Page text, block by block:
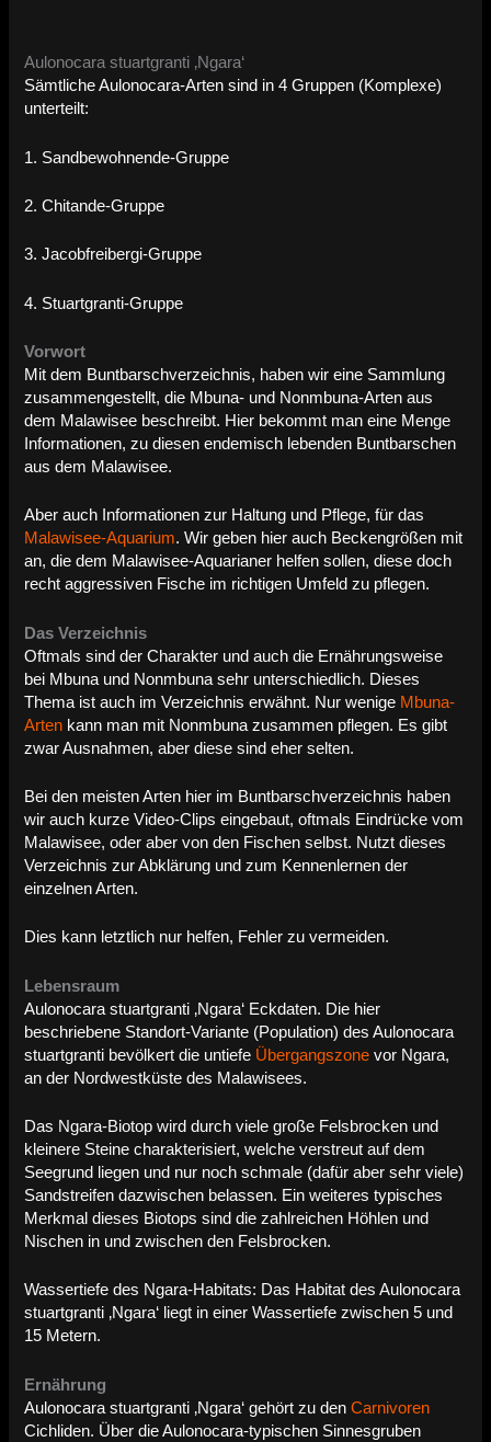
Aulonocara stuartgranti ‚Ngara‘
Sämtliche Aulonocara-Arten sind in 4 Gruppen (Komplexe)
unterteilt:
1. Sandbewohnende-Gruppe
2. Chitande-Gruppe
3. Jacobfreibergi-Gruppe
4. Stuartgranti-Gruppe
Vorwort
Mit dem Buntbarschverzeichnis, haben wir eine Sammlung
zusammengestellt, die Mbuna- und Nonmbuna-Arten aus
dem Malawisee beschreibt. Hier bekommt man eine Menge
Informationen, zu diesen endemisch lebenden Buntbarschen
aus dem Malawisee.
Aber auch Informationen zur Haltung und Pflege, für das
Malawisee-Aquarium. Wir geben hier auch Beckengrößen mit
an, die dem Malawisee-Aquarianer helfen sollen, diese doch
recht aggressiven Fische im richtigen Umfeld zu pflegen.
Das Verzeichnis
Oftmals sind der Charakter und auch die Ernährungsweise
bei Mbuna und Nonmbuna sehr unterschiedlich. Dieses
Thema ist auch im Verzeichnis erwähnt. Nur wenige Mbuna-
Arten kann man mit Nonmbuna zusammen pflegen. Es gibt
zwar Ausnahmen, aber diese sind eher selten.
Bei den meisten Arten hier im Buntbarschverzeichnis haben
wir auch kurze Video-Clips eingebaut, oftmals Eindrücke vom
Malawisee, oder aber von den Fischen selbst. Nutzt dieses
Verzeichnis zur Abklärung und zum Kennenlernen der
einzelnen Arten.
Dies kann letztlich nur helfen, Fehler zu vermeiden.
Lebensraum
Aulonocara stuartgranti ‚Ngara‘ Eckdaten. Die hier
beschriebene Standort-Variante (Population) des Aulonocara
stuartgranti bevölkert die untiefe Übergangszone vor Ngara,
an der Nordwestküste des Malawisees.
Das Ngara-Biotop wird durch viele große Felsbrocken und
kleinere Steine charakterisiert, welche verstreut auf dem
Seegrund liegen und nur noch schmale (dafür aber sehr viele)
Sandstreifen dazwischen belassen. Ein weiteres typisches
Merkmal dieses Biotops sind die zahlreichen Höhlen und
Nischen in und zwischen den Felsbrocken.
Wassertiefe des Ngara-Habitats: Das Habitat des Aulonocara
stuartgranti ‚Ngara‘ liegt in einer Wassertiefe zwischen 5 und
15 Metern.
Ernährung
Aulonocara stuartgranti ‚Ngara‘ gehört zu den Carnivoren
Cichliden. Über die Aulonocara-typischen Sinnesgruben